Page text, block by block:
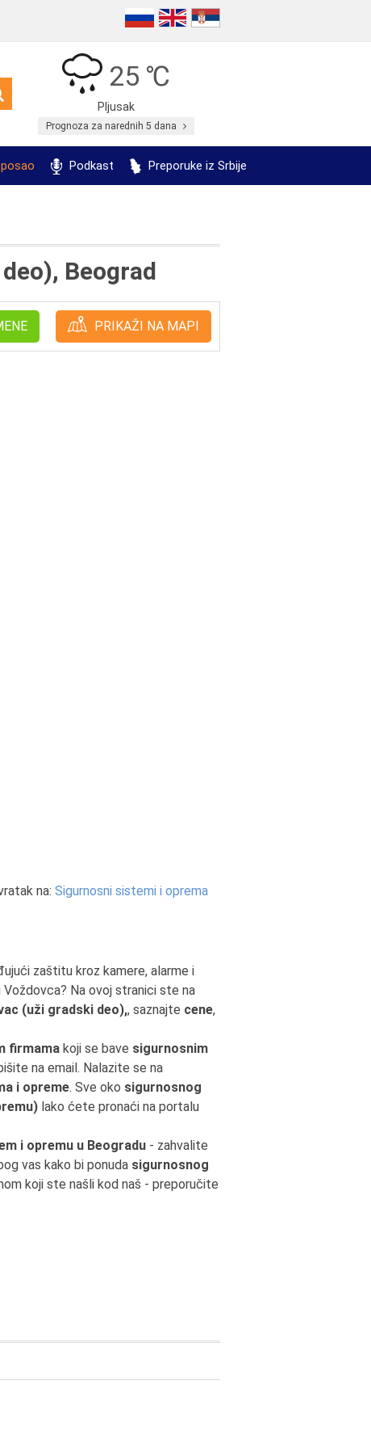
25 ℃
Pljusak
Prognoza za narednih 5 dana
Podkast Preporuke iz Srbije
Beograd
PRIKAŽI NA MAPI
na: Sigurnosni sistemi i oprema
zaštitu kroz kamere, alarme i
Voždovca? Na ovoj stranici ste na
(uži gradski deo),, saznajte cene,
firmama koji se bave sigurnosnim
na email. Nalazite se na
i opreme. Sve oko sigurnosnog
lako ćete pronaći na portalu
i opremu u Beogradu - zahvalite
vas kako bi ponuda sigurnosnog
koji ste našli kod naš - preporučite